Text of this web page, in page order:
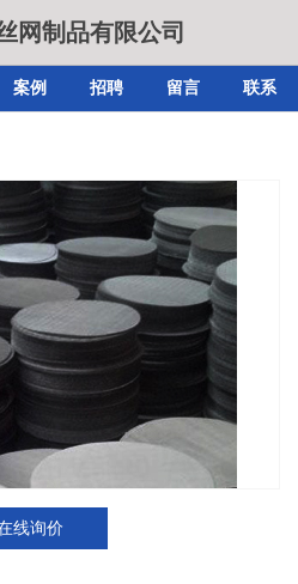
网制品有限公司
案例 招聘 留言 联系
线询价